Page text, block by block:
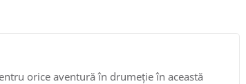
orice aventură în drumeție în această